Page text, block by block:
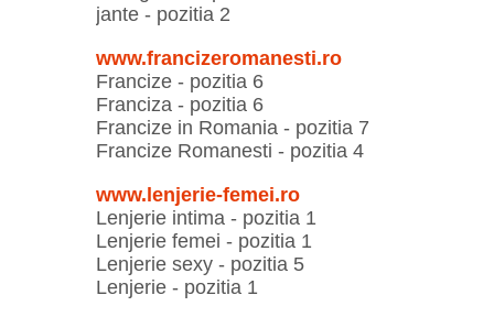
jante - pozitia 2
www.francizeromanesti.ro
Francize - pozitia 6
Franciza - pozitia 6
Francize in Romania - pozitia 7
Francize Romanesti - pozitia 4
www.lenjerie-femei.ro
Lenjerie intima - pozitia 1
Lenjerie femei - pozitia 1
Lenjerie sexy - pozitia 5
Lenjerie - pozitia 1